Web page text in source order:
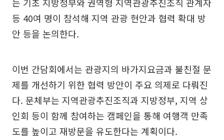
등 40여 명이 참석해 지역 관광 현안과 협력 확대 방
안 등을 논의한다.
이번 간담회에서는 관광지의 바가지요금과 불친절 문
제를 개선하기 위한 협력 방안이 주요 의제로 다뤄진
다. 문체부는 지역관광추진조직과 지방정부, 지역 상
인회 등이 함께 참여하는 캠페인을 통해 여행객 만족
도를 높이고 재방문을 유도한다는 계획이다.